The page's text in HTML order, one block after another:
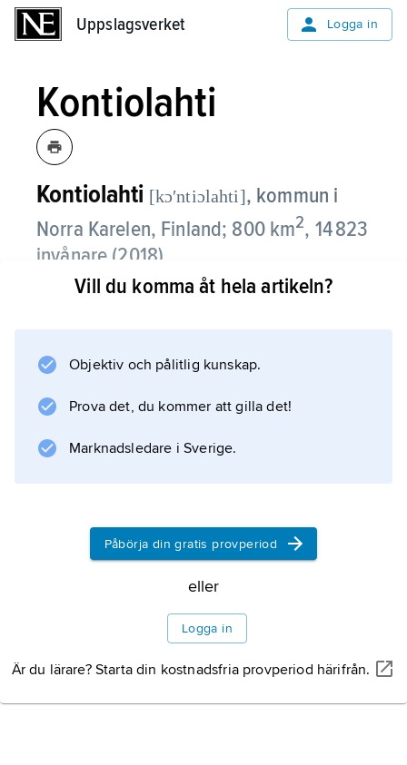
Uppslagsverket Logga in
Kontiolahti
Kontiolahti [kɔʹntiɔlahti], kommun i
Norra Karelen, Finland; 800 km2, 14 823
invånare (2018).
De flesta arbetsplatserna finns inom industri
Tietopesäke, ett centrum för data- och
informationsföretag i östra Finland.
Vill du komma åt hela artikeln?
Objektiv och pålitlig kunskap.
Prova det, du kommer att gilla det!
Marknadsledare i Sverige.
Påbörja din gratis provperiod
eller
Logga in
Är du lärare? Starta din kostnadsfria provperiod härifrån.